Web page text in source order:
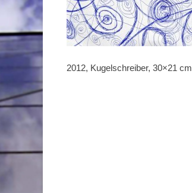
2012, Kugelschreiber, 30×21 cm